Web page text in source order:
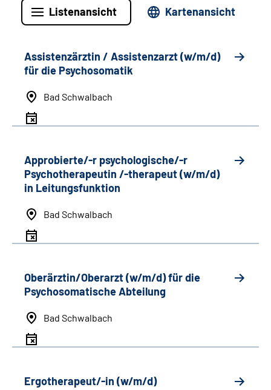
Listenansicht Kartenansicht
Assistenzärztin / Assistenzarzt (w/m/d)
für die Psychosomatik
Bad Schwalbach
Approbierte/-r psychologische/-r
Psychotherapeutin /-therapeut (w/m/d)
in Leitungsfunktion
Bad Schwalbach
Oberärztin/Oberarzt (w/m/d) für die
Psychosomatische Abteilung
Bad Schwalbach
Ergotherapeut/-in (w/m/d)